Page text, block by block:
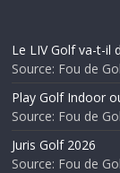
Le LIV Golf va-t-il
Source: Fou de
Play Golf Indoor
Source: Fou de
Juris Golf 2026
Source: Fou de